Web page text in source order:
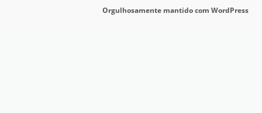
Orgulhosamente mantido com WordPress